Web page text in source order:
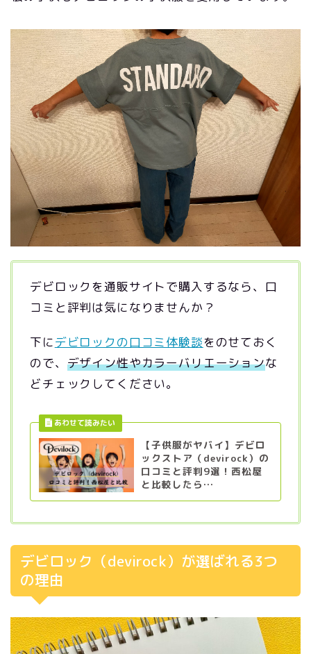
デビロックを通販サイトで購入するなら、口
コミと評判は気になりませんか？
下にデビロックの口コミ体験談をのせておく
ので、 デザイン性やカラーバリエーションな
どチェックしてください。
【子供服がヤバイ】デビロ
ックストア（devirock）の
口コミと評判9選！西松屋
と比較したら…
デビロック（devirock）が選ばれる3つ
の理由